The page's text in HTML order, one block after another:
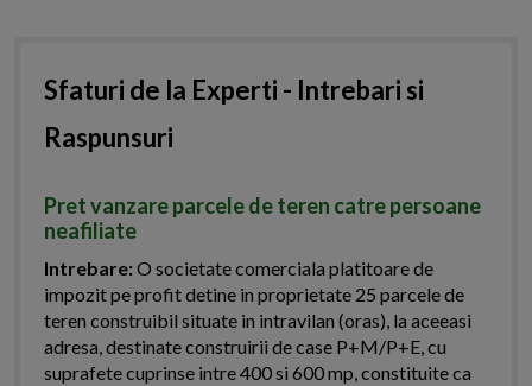
Sfaturi de la Experti - Intrebari si
Raspunsuri
Pret vanzare parcele de teren catre persoane
neafiliate
Intrebare:O societate comerciala platitoare de
impozit pe profit detine in proprietate 25 parcele de
teren construibil situate in intravilan (oras), la aceeasi
adresa, destinate construirii de case P+M/P+E, cu
suprafete cuprinse intre 400 si 600 mp, constituite ca